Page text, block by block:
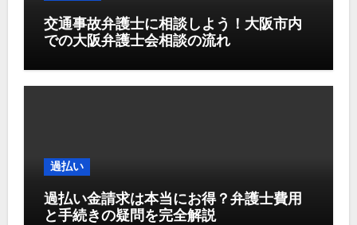
交通事故弁護士に相談しよう！大阪市内
での大阪弁護士会相談の流れ
過払い
過払い金請求は本当にお得？弁護士費用
と手続きの疑問を完全解説